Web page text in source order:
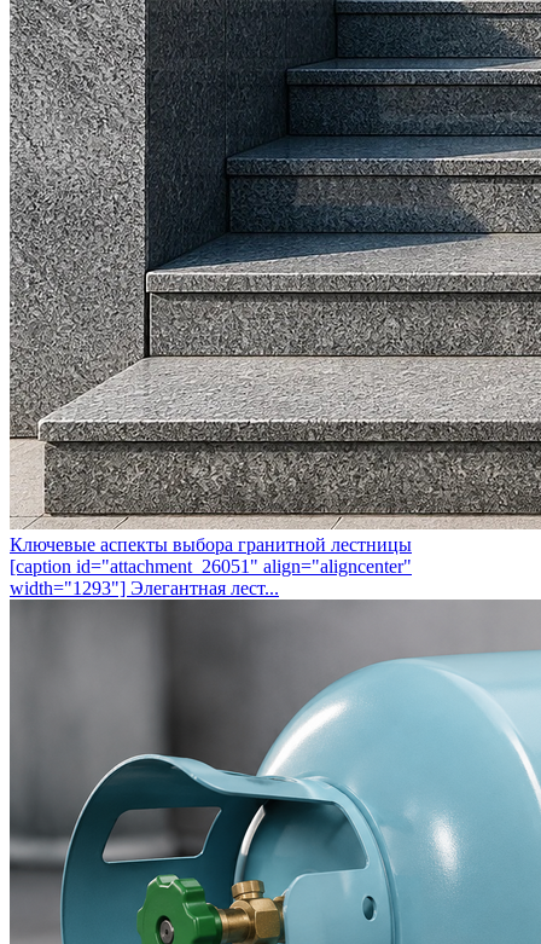
Ключевые аспекты выбора гранитной лестницы
[caption id="attachment_26051" align="aligncenter"
width="1293"] Элегантная лест...